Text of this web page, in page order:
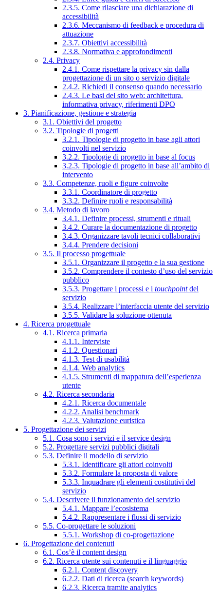
2.3.5. Come rilasciare una dichiarazione di
accessibilità
2.3.6. Meccanismo di feedback e procedura di
attuazione
2.3.7. Obiettivi accessibilità
2.3.8. Normativa e approfondimenti
2.4. Privacy
2.4.1. Come rispettare la privacy sin dalla
progettazione di un sito o servizio digitale
2.4.2. Richiedi il consenso quando necessario
2.4.3. Le basi del sito web: architettura,
informativa privacy, riferimenti DPO
3. Pianificazione, gestione e strategia
3.1. Obiettivi del progetto
3.2. Tipologie di progetti
3.2.1. Tipologie di progetto in base agli attori
coinvolti nel servizio
3.2.2. Tipologie di progetto in base al focus
3.2.3. Tipologie di progetto in base all’ambito di
intervento
3.3. Competenze, ruoli e figure coinvolte
3.3.1. Coordinatore di progetto
3.3.2. Definire ruoli e responsabilità
3.4. Metodo di lavoro
3.4.1. Definire processi, strumenti e rituali
3.4.2. Curare la documentazione di progetto
3.4.3. Organizzare tavoli tecnici collaborativi
3.4.4. Prendere decisioni
3.5. Il processo progettuale
3.5.1. Organizzare il progetto e la sua gestione
3.5.2. Comprendere il contesto d’uso del servizio
pubblico
3.5.3. Progettare i processi e i touchpointdel
servizio
3.5.4. Realizzare l’interfaccia utente del servizio
3.5.5. Validare la soluzione ottenuta
4. Ricerca progettuale
4.1. Ricerca primaria
4.1.1. Interviste
4.1.2. Questionari
4.1.3. Test di usabilità
4.1.4. Web analytics
4.1.5. Strumenti di mappatura dell’esperienza
utente
4.2. Ricerca secondaria
4.2.1. Ricerca documentale
4.2.2. Analisi benchmark
4.2.3. Valutazione euristica
5. Progettazione dei servizi
5.1. Cosa sono i servizi e il service design
5.2. Progettare servizi pubblici digitali
5.3. Definire il modello di servizio
5.3.1. Identificare gli attori coinvolti
5.3.2. Formulare la proposta di valore
5.3.3. Inquadrare gli elementi costitutivi del
servizio
5.4. Descrivere il funzionamento del servizio
5.4.1. Mappare l’ecosistema
5.4.2. Rappresentare i flussi di servizio
5.5. Co-progettare le soluzioni
5.5.1. Workshop di co-progettazione
6. Progettazione dei contenuti
6.1. Cos’è il content design
6.2. Ricerca utente sui contenuti e il linguaggio
6.2.1. Content discovery
6.2.2. Dati di ricerca (search keywords)
6.2.3. Ricerca tramite analytics